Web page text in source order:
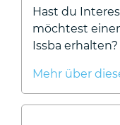
Hast du
möchtest
Issba erhalten?
Mehr über